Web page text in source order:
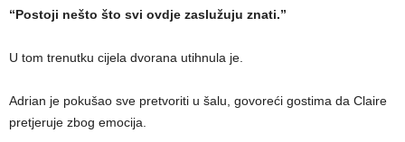
“Postoji nešto što svi ovdje zaslužuju znati.”
U tom trenutku cijela dvorana utihnula je.
Adrian je pokušao sve pretvoriti u šalu, govoreći gostima da Claire
pretjeruje zbog emocija.